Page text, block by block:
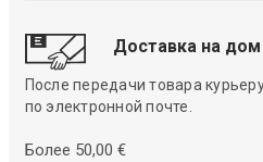
Доставка на дом
После передачи товара
по электронной почте.
Более 50,00 €